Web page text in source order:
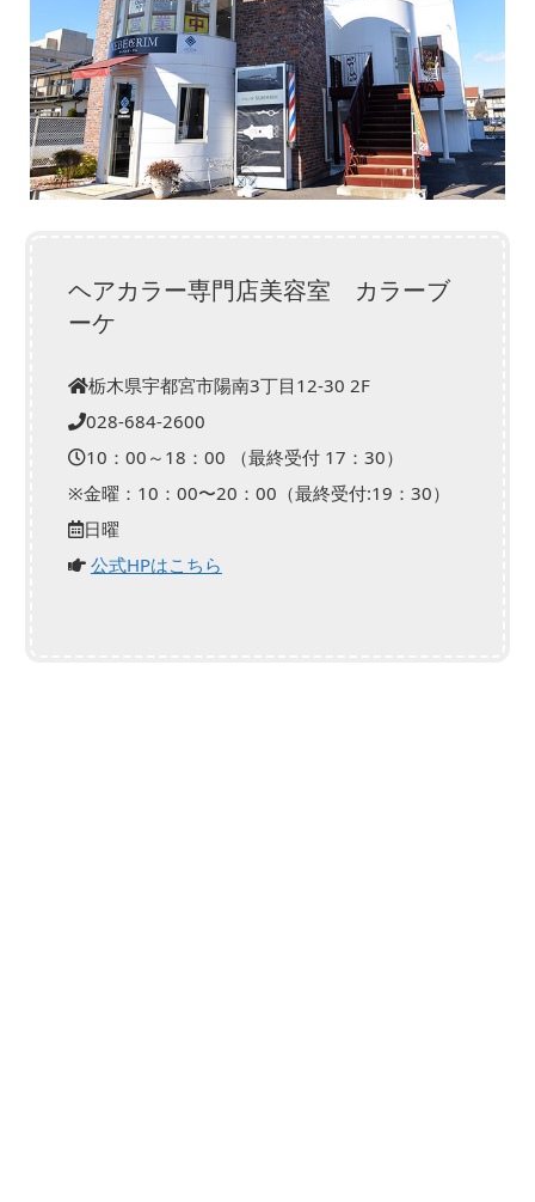
ヘアカラー専門店美容室 カラーブ
ーケ
栃木県宇都宮市陽南3丁目12-30 2F
028-684-2600
10：00～18：00 （最終受付 17：30）
※金曜：10：00〜20：00（最終受付:19：30）
日曜
公式HPはこちら